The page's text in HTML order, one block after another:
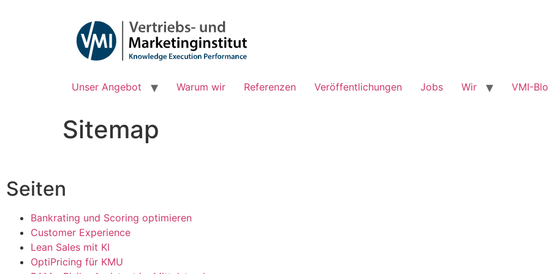
Unser Angebot Warum wir Referenzen Veröffentlichungen Jobs Wir VMI-
Sitemap
Seiten
Bankrating und Scoring optimieren
Customer Experience
Lean Sales mit KI
OptiPricing für KMU